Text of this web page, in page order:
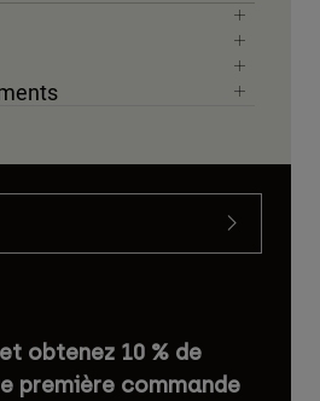
obtenez 10 % de
première commande